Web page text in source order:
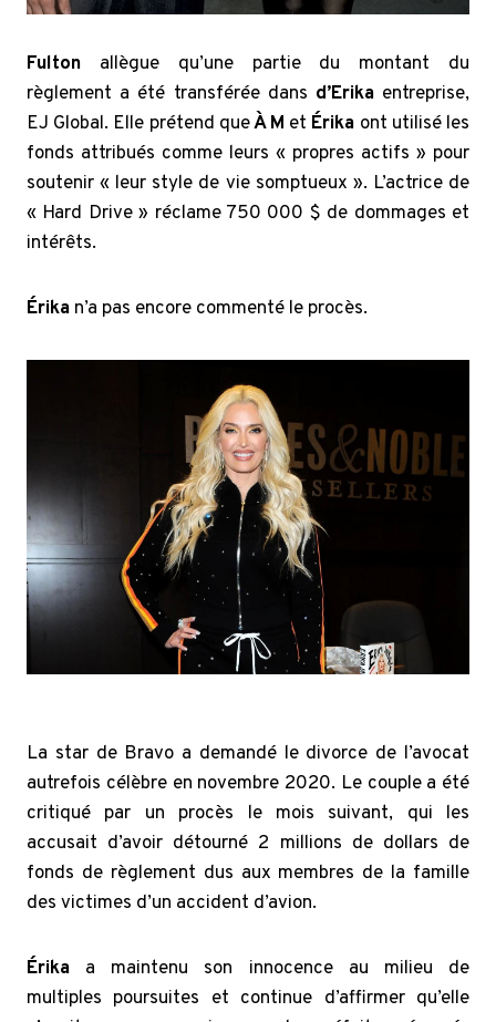
Fulton allègue qu’une partie du montant du
règlement a été transférée dans d’Erika entreprise,
EJ Global. Elle prétend queÀ M et Érika ont utilisé les
fonds attribués comme leurs « propres actifs » pour
soutenir « leur style de vie somptueux ». L’actrice de
« Hard Drive » réclame 750 000 $ de dommages et
intérêts.
Érika n’a pas encore commenté le procès.
La star de Bravo a demandé le divorce de l’avocat
autrefois célèbre en novembre 2020. Le couple a été
critiqué par un procès le mois suivant, qui les
accusait d’avoir détourné 2 millions de dollars de
fonds de règlement dus aux membres de la famille
des victimes d’un accident d’avion.
Érika a maintenu son innocence au milieu de
multiples poursuites et continue d’affirmer qu’elle